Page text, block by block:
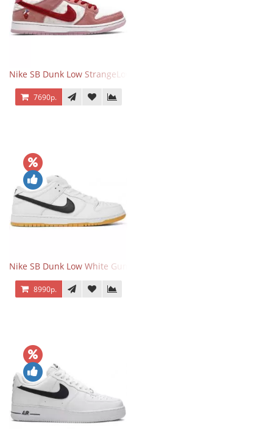
Nike SB Dunk Low StrangeLove Valentine's Day
7690р.
Nike SB Dunk Low White Gum
8990р.